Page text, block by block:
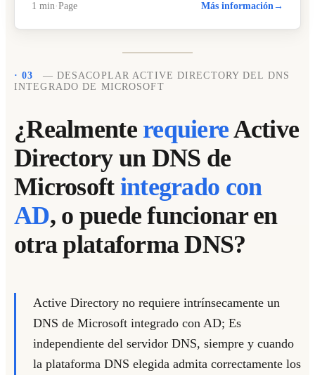
1 min·Page Más información→
· 03
— DESACOPLAR ACTIVE DIRECTORY DEL DNS
INTEGRADO DE MICROSOFT
¿Realmente requiereActive
Directory un DNS de
Microsoft integrado con
AD, o puede funcionar en
otra plataforma DNS?
Active Directory no requiere intrínsecamente un
DNS de Microsoft integrado con AD; Es
independiente del servidor DNS, siempre y cuando
la plataforma DNS elegida admita correctamente los